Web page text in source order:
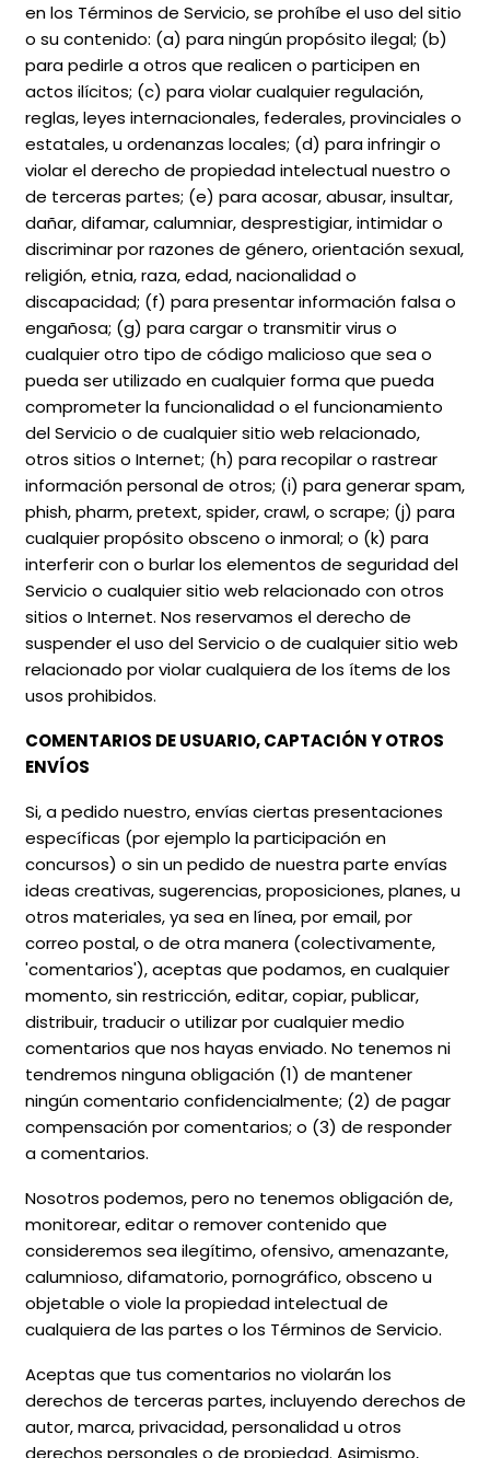
en los Términos de Servicio, se prohíbe el uso del sitio
o su contenido: (a) para ningún propósito ilegal; (b)
para pedirle a otros que realicen o participen en
actos ilícitos; (c) para violar cualquier regulación,
reglas, leyes internacionales, federales, provinciales o
estatales, u ordenanzas locales; (d) para infringir o
violar el derecho de propiedad intelectual nuestro o
de terceras partes; (e) para acosar, abusar, insultar,
dañar, difamar, calumniar, desprestigiar, intimidar o
discriminar por razones de género, orientación sexual,
religión, etnia, raza, edad, nacionalidad o
discapacidad; (f) para presentar información falsa o
engañosa; (g) para cargar o transmitir virus o
cualquier otro tipo de código malicioso que sea o
pueda ser utilizado en cualquier forma que pueda
comprometer la funcionalidad o el funcionamiento
del Servicio o de cualquier sitio web relacionado,
otros sitios o Internet; (h) para recopilar o rastrear
información personal de otros; (i) para generar spam,
phish, pharm, pretext, spider, crawl, o scrape; (j) para
cualquier propósito obsceno o inmoral; o (k) para
interferir con o burlar los elementos de seguridad del
Servicio o cualquier sitio web relacionado con otros
sitios o Internet. Nos reservamos el derecho de
suspender el uso del Servicio o de cualquier sitio web
relacionado por violar cualquiera de los ítems de los
usos prohibidos.
COMENTARIOS DE USUARIO, CAPTACIÓN Y OTROS
ENVÍOS
Si, a pedido nuestro, envías ciertas presentaciones
específicas (por ejemplo la participación en
concursos) o sin un pedido de nuestra parte envías
ideas creativas, sugerencias, proposiciones, planes, u
otros materiales, ya sea en línea, por email, por
correo postal, o de otra manera (colectivamente,
'comentarios'), aceptas que podamos, en cualquier
momento, sin restricción, editar, copiar, publicar,
distribuir, traducir o utilizar por cualquier medio
comentarios que nos hayas enviado. No tenemos ni
tendremos ninguna obligación (1) de mantener
ningún comentario confidencialmente; (2) de pagar
compensación por comentarios; o (3) de responder
a comentarios.
Nosotros podemos, pero no tenemos obligación de,
monitorear, editar o remover contenido que
consideremos sea ilegítimo, ofensivo, amenazante,
calumnioso, difamatorio, pornográfico, obsceno u
objetable o viole la propiedad intelectual de
cualquiera de las partes o los Términos de Servicio.
Aceptas que tus comentarios no violarán los
derechos de terceras partes, incluyendo derechos de
autor, marca, privacidad, personalidad u otros
derechos personales o de propiedad. Asimismo,